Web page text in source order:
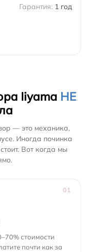
1 год
Iiyama НЕ
— это механика,
Иногда починка
Вот когда мы
01
стоимости
почти как за